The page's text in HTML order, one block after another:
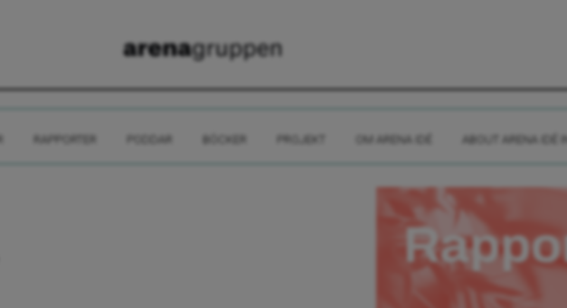
RAPPORTER BÖCKER PROJEKT OM ARENA IDÉ ABOUT ARENA IDÉ